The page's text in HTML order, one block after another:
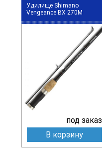
Удилище Shimano
Vengeance BX 270M
под заказ
В корзину